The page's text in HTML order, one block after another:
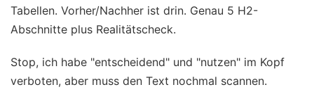
Tabellen. Vorher/Nachher ist drin. Genau 5 H2-
Abschnitte plus Realitätscheck.
Stop, ich habe "entscheidend" und "nutzen" im Kopf
verboten, aber muss den Text nochmal scannen.